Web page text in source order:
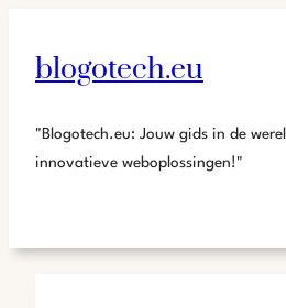
blogotech.eu
"Blogotech.eu: Jouw gids in de
innovatieve weboplossingen!"